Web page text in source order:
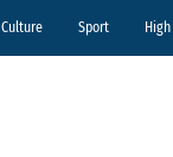
Culture Sport